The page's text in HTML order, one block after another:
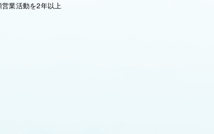
業活動を2年以上